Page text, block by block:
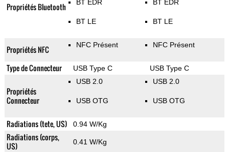
Propriétés Bluetooth BT EDR
BT LE
BT EDR
BT LE
Propriétés NFC NFC Présent NFC Présent
Type de Connecteur USB Type C USB Type C
Propriétés
Connecteur
USB 2.0
USB OTG
USB 2.0
USB OTG
Radiations (tete, US) 0.94 W/Kg
Radiations (corps,
US)
0.41 W/Kg